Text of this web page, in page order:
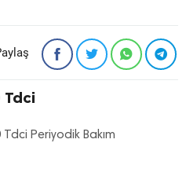
Tdci
Periyodik Bakım